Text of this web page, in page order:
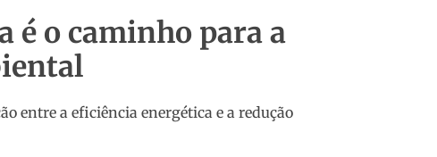
é o caminho para a
entre a eficiência energética e a redução